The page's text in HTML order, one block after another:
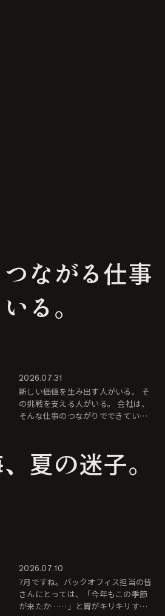
ながる仕事
る。
2026.07.31
新しい価値を生み出す人がいる。 そ
の挑戦を支える人がいる。 会社は、
そんな仕事のつながりでできていま
夏の迷子。
2026.07.10
7月ですね。バックオフィス担当の皆
さんにとっては、「今年もこの季節
が来たか……」と胃がキリキリする